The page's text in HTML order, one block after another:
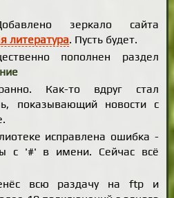
зеркало сайта
литература. Пусть будет.
пополнен раздел
Как-то вдруг стал
показывающий новости с
исправлена ошибка -
с '#' в имени. Сейчас всё
всю раздачу на ftp и